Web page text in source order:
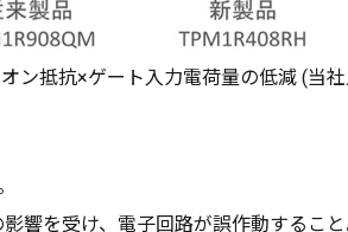
ン抵抗×ゲート入力電荷量の低減 (当
響を受け、電子回路が誤作動すること